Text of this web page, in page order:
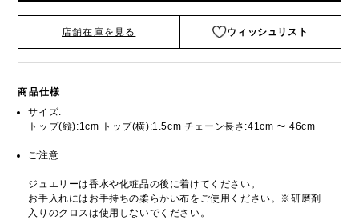
店舗在庫を見る ウィッシュリスト
商品仕様
サイズ:
トップ(縦):1cm トップ(横):1.5cm チェーン長さ:41cm 〜 46cm
ご注意
ジュエリーは香水や化粧品の後に着けてください。
お手入れにはお手持ちの柔らかい布をご使用ください。※研磨剤
入りのクロスは使用しないでください。